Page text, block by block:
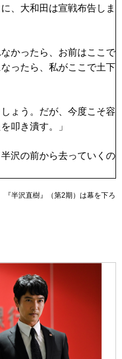
、大和田は宣戦布告しま
かったら、お前はここで
ったら、私がここで土下
ょう。だが、今度こそ容
叩き潰す。」
沢の前から去っていくの
『半沢直樹』（第2期）は幕を下ろ